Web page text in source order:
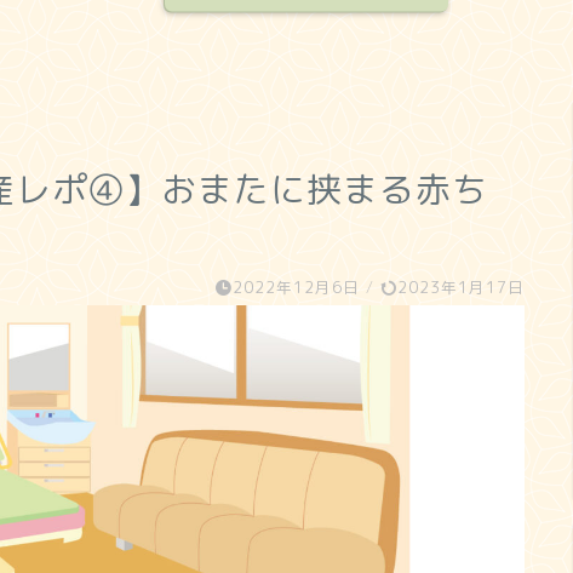
レポ④】おまたに挟まる赤ち
2022年12月6日 / 2023年1月17日